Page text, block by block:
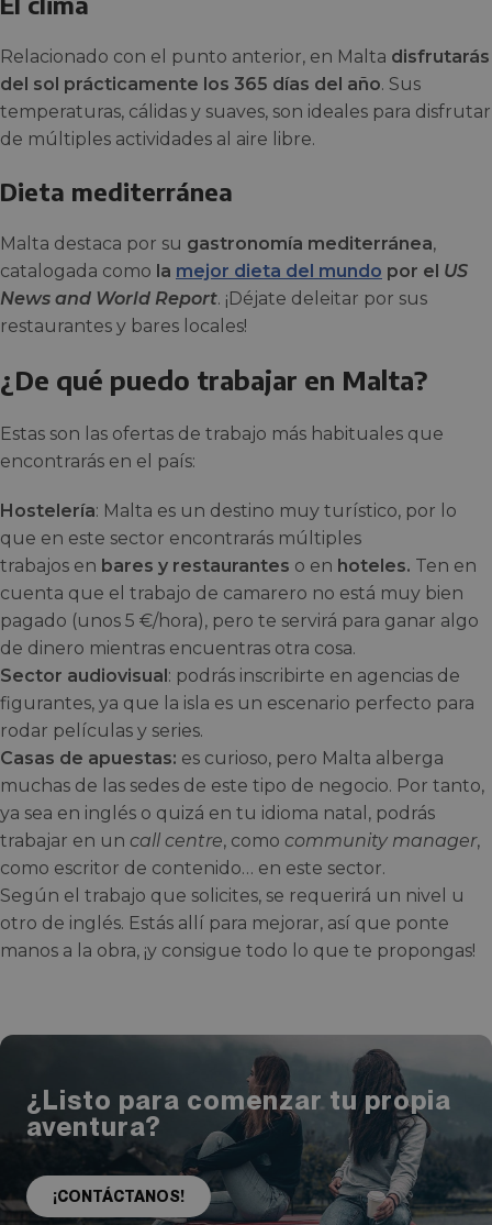
Relacionado con el punto anterior, en Malta disfrutarás
del sol prácticamente los 365 días del año. Sus
temperaturas, cálidas y suaves, son ideales para disfrutar
de múltiples actividades al aire libre.
Dieta mediterránea
Malta destaca por su gastronomía mediterránea,
catalogada como la mejor dieta del mundo por el US
News and World Report. ¡Déjate deleitar por sus
restaurantes y bares locales!
¿De qué puedo trabajar en Malta?
Estas son las ofertas de trabajo más habituales que
encontrarás en el país:
Hostelería: Malta es un destino muy turístico, por lo
que en este sector encontrarás múltiples
trabajos en bares y restaurantes o en hoteles. Ten en
cuenta que el trabajo de camarero no está muy bien
pagado (unos 5 €/hora), pero te servirá para ganar algo
de dinero mientras encuentras otra cosa.
Sector audiovisual: podrás inscribirte en agencias de
figurantes, ya que la isla es un escenario perfecto para
rodar películas y series.
Casas de apuestas: es curioso, pero Malta alberga
muchas de las sedes de este tipo de negocio. Por tanto,
ya sea en inglés o quizá en tu idioma natal, podrás
trabajar en un call centre, como community manager,
como escritor de contenido… en este sector.
Según el trabajo que solicites, se requerirá un nivel u
otro de inglés. Estás allí para mejorar, así que ponte
manos a la obra, ¡y consigue todo lo que te propongas!
¿Listo para comenzar tu propia
aventura?
¡CONTÁCTANOS!